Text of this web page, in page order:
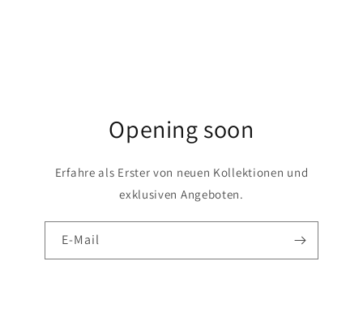
Opening soon
Erfahre als Erster von neuen Kollektionen und
exklusiven Angeboten.
E-Mail